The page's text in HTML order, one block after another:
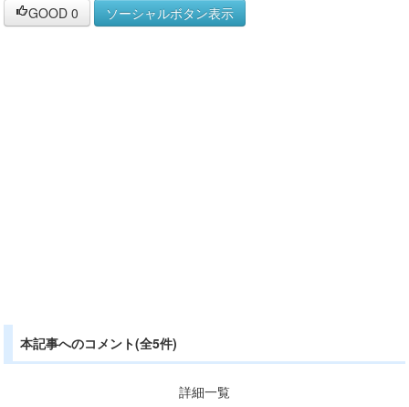
GOOD 0 ソーシャルボタン表示
本記事へのコメント(全5件)
詳細一覧